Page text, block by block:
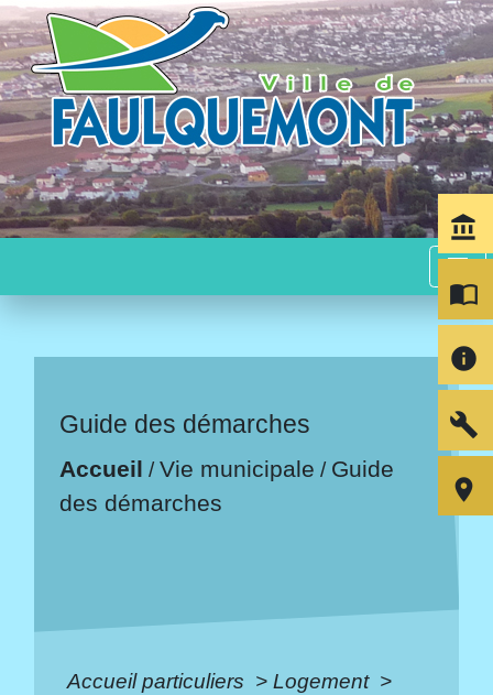
menu
Guide des démarches
Accueil /Vie municipale / Guide
des démarches
Accueil particuliers > Logement >
account_balance
import_contacts
info
build
room